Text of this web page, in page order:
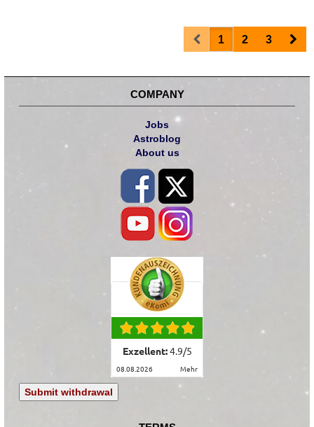
Prev1 2 3
COMPANY
Jobs
Astroblog
About us
Exzellent:4.9/5
08.08.2026 mehr
Submit withdrawal